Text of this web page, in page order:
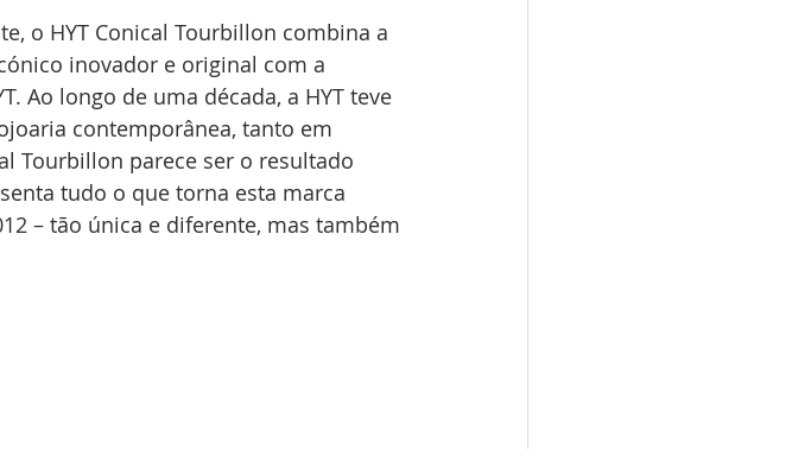
o HYT Conical Tourbillon combina a
inovador e original com a
Ao longo de uma década, a HYT teve
contemporânea, tanto em
Tourbillon parece ser o resultado
tudo o que torna esta marca
– tão única e diferente, mas também